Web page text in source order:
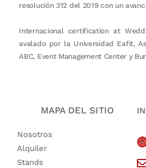
resolución 312 del 2019 con un
Internacional certification at
avalado por la Universidad Eafit,
ABC, Event Management Center y
MAPA DEL SITIO
Nosotros
Alquiler
Stands